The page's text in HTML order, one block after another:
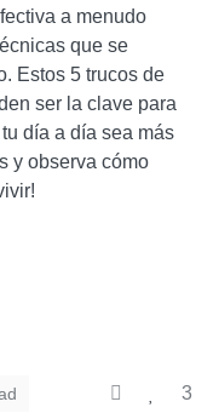
a menudo
que se
Estos 5 trucos de
ser la clave para
día a día sea más
y observa cómo
3